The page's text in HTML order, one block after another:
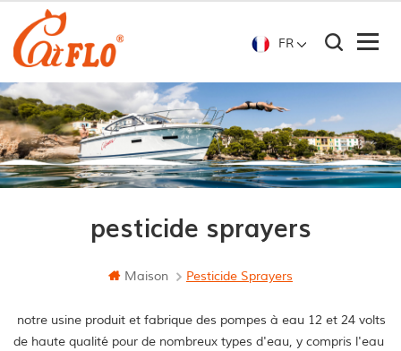
FR
pesticide sprayers
Maison Pesticide Sprayers
notre usine produit et fabrique des pompes à eau 12 et 24 volts
de haute qualité pour de nombreux types d'eau, y compris l'eau